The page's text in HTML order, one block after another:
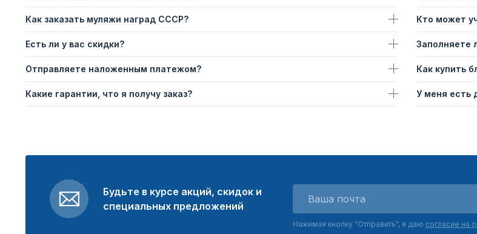
Как заказать муляжи наград СССР?
Есть ли у вас скидки?
Отправляете наложенным платежом?
Какие гарантии, что я получу заказ?
Кто может
Заполняете
Как купить
У меня есть
Будьте в курсе акций, скидок и
специальных предложений
Нажимая кнопку "Отправить", я даю согласие на